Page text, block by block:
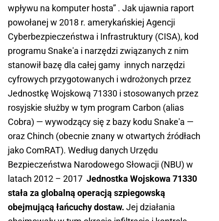
wpływu na komputer hosta” . Jak ujawnia raport
powołanej w 2018 r. amerykańskiej Agencji
Cyberbezpieczeństwa i Infrastruktury (CISA), kod
programu Snake'a i narzędzi związanych z nim
stanowił bazę dla całej gamy innych narzędzi
cyfrowych przygotowanych i wdrożonych przez
Jednostkę Wojskową 71330 i stosowanych przez
rosyjskie służby w tym program Carbon (alias
Cobra) — wywodzący się z bazy kodu Snake'a —
oraz Chinch (obecnie znany w otwartych źródłach
jako ComRAT). Według danych Urzędu
Bezpieczeństwa Narodowego Słowacji (NBU) w
latach 2012 – 2017 Jednostka Wojskowa 71330
stała za globalną operacją szpiegowską
obejmującą łańcuchy dostaw. Jej działania